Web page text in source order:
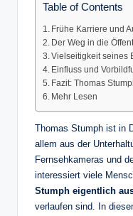
Table of Contents
Frühe Karriere und
Der Weg in die
Vielseitigkeit seines
Einfluss und
Fazit: Thomas
Mehr Lesen
Thomas Stumph ist in
allem aus der
Fernsehkameras und
interessiert viele
Stumph eigentlich
verlaufen sind. In